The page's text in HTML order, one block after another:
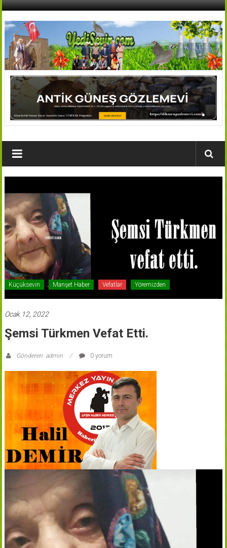
İçeriğe
AFŞİN
YEDİSEVİN
HABER
Köyleri
Portalı
Küçüksevin Manşet Haber Vefatlar Yöremizden
Ocak 12, 2022
Şemsi Türkmen Vefat Etti.
Gönderen: admin 0 yorum